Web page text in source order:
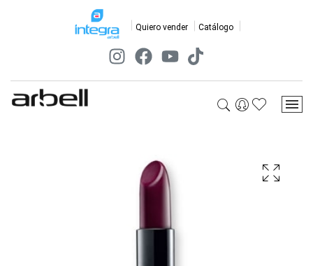
Quiero vender Catálogo